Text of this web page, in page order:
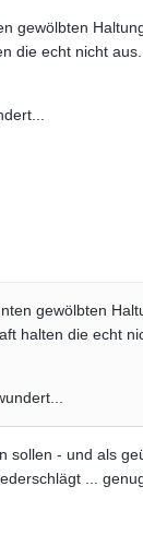
echt nicht
gewölbten
halten die echt
- und als
...